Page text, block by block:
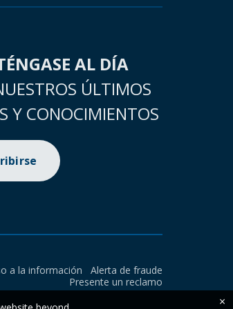
AL DÍA
ÚLTIMOS
Y CONOCIMIENTOS
a la información
Alerta de fraude
Presente un reclamo
×